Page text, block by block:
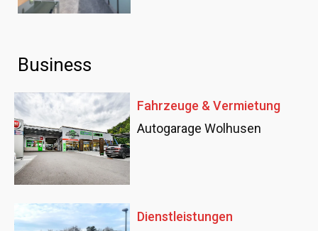
Business
Fahrzeuge & Vermietung
Autogarage Wolhusen
Dienstleistungen